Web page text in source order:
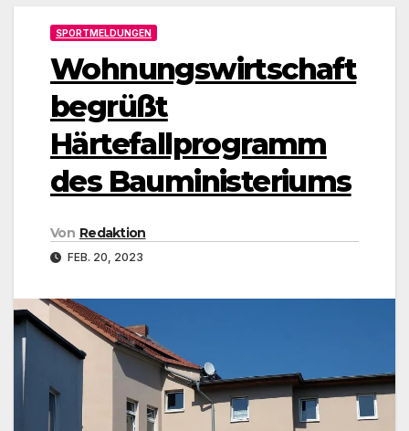
SPORTMELDUNGEN
Wohnungswirtschaft
begrüßt
Härtefallprogramm
des Bauministeriums
Von Redaktion
FEB. 20, 2023